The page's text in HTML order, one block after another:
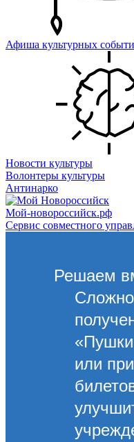
Афиша культурных
Новости культуры
Волонтеры культуры
Антинарко
Мой-новороссийск.рф
Сервис совместного
Решаем
или